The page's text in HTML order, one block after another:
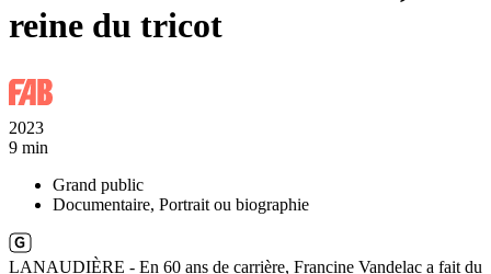
reine du tricot
2023
9 min
Grand public
Documentaire, Portrait ou biographie
LANAUDIÈRE - En 60 ans de carrière, Francine Vandelac a fait du